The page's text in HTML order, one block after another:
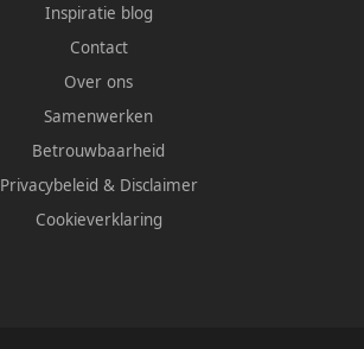
Inspiratie blog
Contact
Over ons
Samenwerken
Betrouwbaarheid
Privacybeleid & Disclaimer
Cookieverklaring